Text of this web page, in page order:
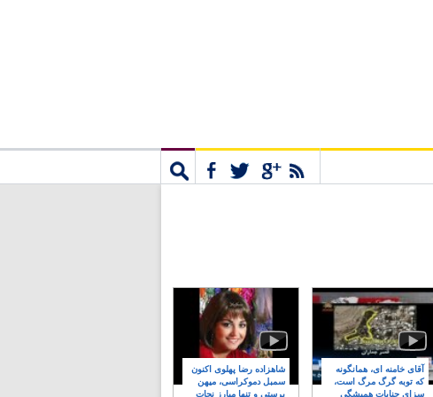
شاهزاده رضا پهلوی اکنون
سمبل دموکراسی، میهن
پرستی و تنها مبارز نجات
آقای خامنه ای، همانگونه
که توبه گرگ مرگ است،
سزای جنایات همیشگی